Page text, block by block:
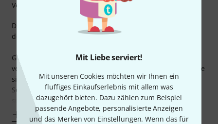
Mit Liebe serviert!
Mit unseren Cookies möchten wir Ihnen ein
fluffiges Einkaufserlebnis mit allem was
dazugehört bieten. Dazu zählen zum Beispiel
passende Angebote, personalisierte Anzeigen
und das Merken von Einstellungen. Wenn das für
Die Diffusoren sind natürlich farblos - das Bild hier ist mit
dem pink leider etwas irreführend ;-)
Grundsätzlich funktionieren sie auch sehr gut, ich
verwende sie z.b. bei meinen Came-TV Videoleuchten, hatte
sie aber auch mal zum Test mit meinem großen LED
Scheinwerfer Cameo FLATPRO18 eingesetzt (funktioniert
super, auch wenn ich den Diffusor mit Kreppband
Mehr anzeigen
Verarbeitung